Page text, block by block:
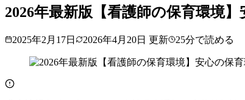
2026年最新版【看護師の保育環境
2025年2月17日 2026年4月20日 更新 25分で読める